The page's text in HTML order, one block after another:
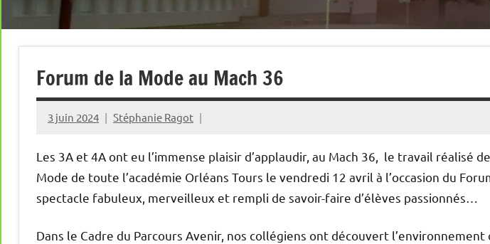
Forum de la Mode au Mach 36
3 juin 2024 Stéphanie Ragot
Les 3A et 4A ont eu l’immense plaisir d’applaudir, au Mach 36, le travail réalisé
Mode de toute l’académie Orléans Tours le vendredi 12 avril à l’occasion du
spectacle fabuleux, merveilleux et rempli de savoir-faire d’élèves passionnés…
Dans le Cadre du Parcours Avenir, nos collégiens ont découvert l’environnement